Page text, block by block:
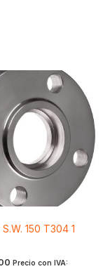
S.W. 150 T304 1
Precio con IVA: